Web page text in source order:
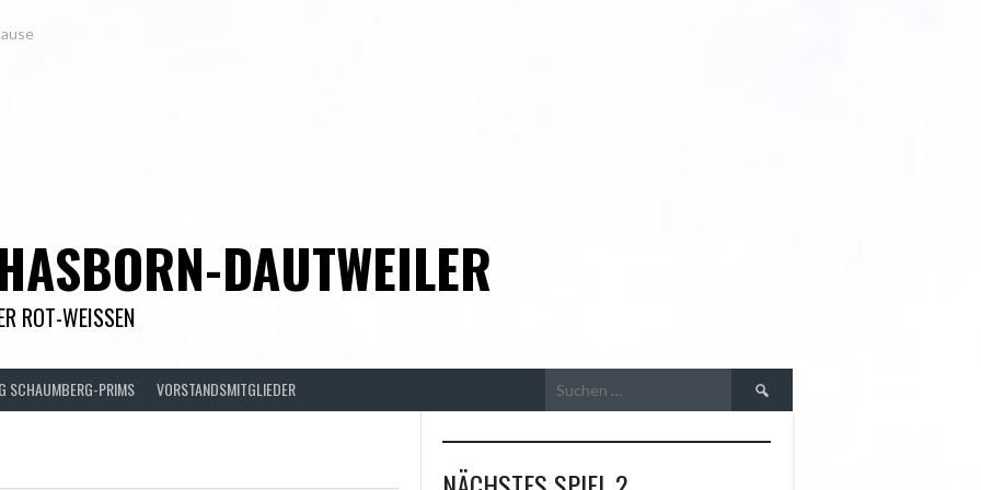
DAUTWEILER
ROT-WEISSEN
SCHAUMBERG-PRIMS VORSTANDSMITGLIEDER
Suchen